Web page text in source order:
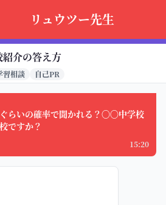
リュウツー先生
介の答え方
習相談 自己PR
らいの確率で聞かれる？〇〇中学校
ですか？
15:20